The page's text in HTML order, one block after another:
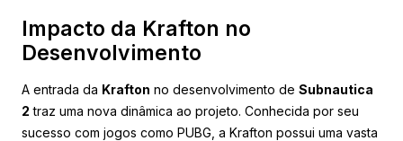
Impacto da Krafton no
Desenvolvimento
A entrada da Krafton no desenvolvimento de Subnautica
2 traz uma nova dinâmica ao projeto. Conhecida por seu
sucesso com jogos como PUBG, a Krafton possui uma vasta